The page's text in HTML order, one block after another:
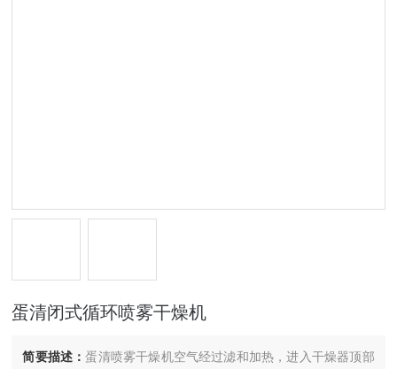
蛋清闭式循环喷雾干燥机
简要描述：蛋清喷雾干燥机空气经过滤和加热，进入干燥器顶部